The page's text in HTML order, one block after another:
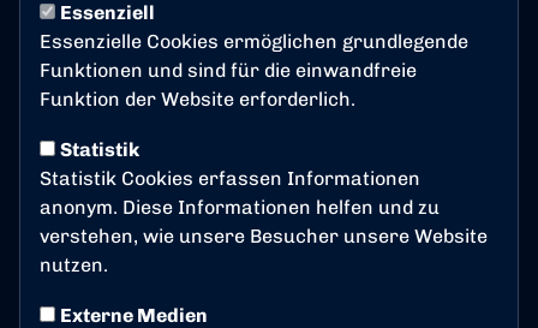
Essenziell
Essenzielle Cookies ermöglichen grundlegende
Funktionen und sind für die einwandfreie
Funktion der Website erforderlich.
Statistik
Statistik Cookies erfassen Informationen
anonym. Diese Informationen helfen und zu
verstehen, wie unsere Besucher unsere Website
nutzen.
Externe Medien
Heimspiel gegen Fortuna
Köln
steht unser nächstes Heimspiel gegen Fortuna Köln
an.
Hier haben wir alle Informationen für das Spiel
gesammelt.
Tickets